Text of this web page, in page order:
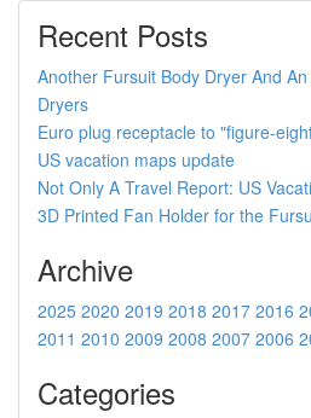
Recent Posts
Another Fursuit Body Dryer And
Dryers
Euro plug receptacle to "figure-
US vacation maps update
Not Only A Travel Report: US
3D Printed Fan Holder for the
Archive
2025 2020 2019 2018 2017 2016
2011 2010 2009 2008 2007 2006
Categories